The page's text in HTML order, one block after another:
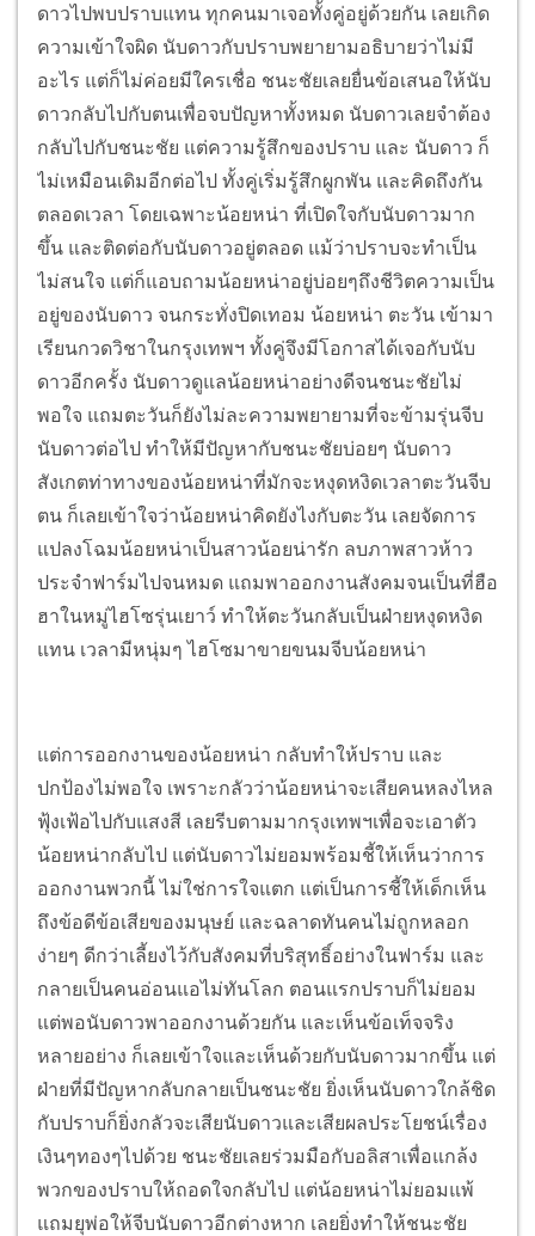
ดาวไปพบปราบแทน ทุกคนมาเจอทั้งคู่อยู่ด้วยกัน เลยเกิด
ความเข้าใจผิด นับดาวกับปราบพยายามอธิบายว่าไม่มี
อะไร แต่ก็ไม่ค่อยมีใครเชื่อ ชนะชัยเลยยื่นข้อเสนอให้นับ
ดาวกลับไปกับตนเพื่อจบปัญหาทั้งหมด นับดาวเลยจำต้อง
กลับไปกับชนะชัย แต่ความรู้สึกของปราบ และ นับดาว ก็
ไม่เหมือนเดิมอีกต่อไป ทั้งคู่เริ่มรู้สึกผูกพัน และคิดถึงกัน
ตลอดเวลา โดยเฉพาะน้อยหน่า ที่เปิดใจกับนับดาวมาก
ขึ้น และติดต่อกับนับดาวอยู่ตลอด แม้ว่าปราบจะทำเป็น
ไม่สนใจ แต่ก็แอบถามน้อยหน่าอยู่บ่อยๆถึงชีวิตความเป็น
อยู่ของนับดาว จนกระทั่งปิดเทอม น้อยหน่า ตะวัน เข้ามา
เรียนกวดวิชาในกรุงเทพฯ ทั้งคู่จึงมีโอกาสได้เจอกับนับ
ดาวอีกครั้ง นับดาวดูแลน้อยหน่าอย่างดีจนชนะชัยไม่
พอใจ แถมตะวันก็ยังไม่ละความพยายามที่จะข้ามรุ่นจีบ
นับดาวต่อไป ทำให้มีปัญหากับชนะชัยบ่อยๆ นับดาว
สังเกตท่าทางของน้อยหน่าที่มักจะหงุดหงิดเวลาตะวันจีบ
ตน ก็เลยเข้าใจว่าน้อยหน่าคิดยังไงกับตะวัน เลยจัดการ
แปลงโฉมน้อยหน่าเป็นสาวน้อยน่ารัก ลบภาพสาวห้าว
ประจำฟาร์มไปจนหมด แถมพาออกงานสังคมจนเป็นที่ฮือ
ฮาในหมู่ไฮโซรุ่นเยาว์ ทำให้ตะวันกลับเป็นฝ่ายหงุดหงิด
แทน เวลามีหนุ่มๆ ไฮโซมาขายขนมจีบน้อยหน่า
แต่การออกงานของน้อยหน่า กลับทำให้ปราบ และ
ปกป้องไม่พอใจ เพราะกลัวว่าน้อยหน่าจะเสียคนหลงไหล
ฟุ้งเฟ้อไปกับแสงสี เลยรีบตามมากรุงเทพฯเพื่อจะเอาตัว
น้อยหน่ากลับไป แต่นับดาวไม่ยอมพร้อมชี้ให้เห็นว่าการ
ออกงานพวกนี้ ไม่ใช่การใจแตก แต่เป็นการชี้ให้เด็กเห็น
ถึงข้อดีข้อเสียของมนุษย์ และฉลาดทันคนไม่ถูกหลอก
ง่ายๆ ดีกว่าเลี้ยงไว้กับสังคมที่บริสุทธิ์อย่างในฟาร์ม และ
กลายเป็นคนอ่อนแอไม่ทันโลก ตอนแรกปราบก็ไม่ยอม
แต่พอนับดาวพาออกงานด้วยกัน และเห็นข้อเท็จจริง
หลายอย่าง ก็เลยเข้าใจและเห็นด้วยกับนับดาวมากขึ้น แต่
ฝ่ายที่มีปัญหากลับกลายเป็นชนะชัย ยิ่งเห็นนับดาวใกล้ชิด
กับปราบก็ยิ่งกลัวจะเสียนับดาวและเสียผลประโยชน์เรื่อง
เงินๆทองๆไปด้วย ชนะชัยเลยร่วมมือกับอลิสาเพื่อแกล้ง
พวกของปราบให้ถอดใจกลับไป แต่น้อยหน่าไม่ยอมแพ้
แถมยุพ่อให้จีบนับดาวอีกต่างหาก เลยยิ่งทำให้ชนะชัย